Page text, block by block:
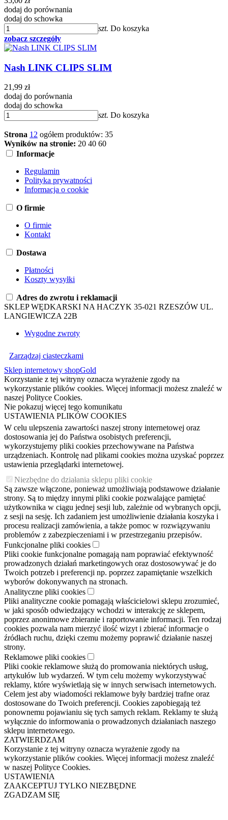
dodaj do porównania
dodaj do schowka
szt. Do koszyka
zobacz szczegóły
Nash LINK CLIPS SLIM
21,99 zł
dodaj do porównania
dodaj do schowka
szt. Do koszyka
Strona 1 2 ogółem produktów: 35
Wyników na stronie: 20 40 60
Informacje
Regulamin
Polityka prywatności
Informacja o cookie
O firmie
O firmie
Kontakt
Dostawa
Płatności
Koszty wysyłki
Adres do zwrotu i reklamacji
SKLEP WĘDKARSKI NA HACZYK 35-021 RZESZÓW UL.
LANGIEWICZA 22B
Wygodne zwroty
Zarządzaj ciasteczkami
Sklep internetowy shopGold
Korzystanie z tej witryny oznacza wyrażenie zgody na
wykorzystanie plików cookies. Więcej informacji możesz znaleźć w
naszej Polityce Cookies.
Nie pokazuj więcej tego komunikatu
USTAWIENIA PLIKÓW COOKIES
W celu ulepszenia zawartości naszej strony internetowej oraz
dostosowania jej do Państwa osobistych preferencji,
wykorzystujemy pliki cookies przechowywane na Państwa
urządzeniach. Kontrolę nad plikami cookies można uzyskać poprzez
ustawienia przeglądarki internetowej.
Niezbędne do działania sklepu pliki cookie
Są zawsze włączone, ponieważ umożliwiają podstawowe działanie
strony. Są to między innymi pliki cookie pozwalające pamiętać
użytkownika w ciągu jednej sesji lub, zależnie od wybranych opcji,
z sesji na sesję. Ich zadaniem jest umożliwienie działania koszyka i
procesu realizacji zamówienia, a także pomoc w rozwiązywaniu
problemów z zabezpieczeniami i w przestrzeganiu przepisów.
Funkcjonalne pliki cookies
Pliki cookie funkcjonalne pomagają nam poprawiać efektywność
prowadzonych działań marketingowych oraz dostosowywać je do
Twoich potrzeb i preferencji np. poprzez zapamiętanie wszelkich
wyborów dokonywanych na stronach.
Analityczne pliki cookies
Pliki analityczne cookie pomagają właścicielowi sklepu zrozumieć,
w jaki sposób odwiedzający wchodzi w interakcję ze sklepem,
poprzez anonimowe zbieranie i raportowanie informacji. Ten rodzaj
cookies pozwala nam mierzyć ilość wizyt i zbierać informacje o
źródłach ruchu, dzięki czemu możemy poprawić działanie naszej
strony.
Reklamowe pliki cookies
Pliki cookie reklamowe służą do promowania niektórych usług,
artykułów lub wydarzeń. W tym celu możemy wykorzystywać
reklamy, które wyświetlają się w innych serwisach internetowych.
Celem jest aby wiadomości reklamowe były bardziej trafne oraz
dostosowane do Twoich preferencji. Cookies zapobiegają też
ponownemu pojawianiu się tych samych reklam. Reklamy te służą
wyłącznie do informowania o prowadzonych działaniach naszego
sklepu internetowego.
ZATWIERDZAM
Korzystanie z tej witryny oznacza wyrażenie zgody na
wykorzystanie plików cookies. Więcej informacji możesz znaleźć
w naszej Polityce Cookies.
USTAWIENIA
ZAAKCEPTUJ TYLKO NIEZBĘDNE
ZGADZAM SIĘ